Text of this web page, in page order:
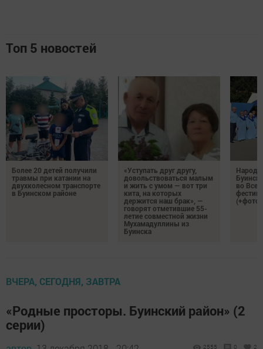
Топ 5 новостей
Более 20 детей получили
травмы при катании на
двухколесном транспорте
в Буинском районе
«Уступать друг другу,
довольствоваться малым
и жить с умом — вот три
кита, на которых
держится наш брак», —
говорят отметившие 55-
летие совместной жизни
Мухамадуллины из
Буинска
во
(+фото)
ВЧЕРА, СЕГОДНЯ, ЗАВТРА
«Родные просторы. Буинский район» (2
серии)
2555 0 2